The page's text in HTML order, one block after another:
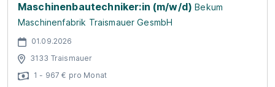
Maschinenbautechniker:in (m/w/d) Bekum
Maschinenfabrik Traismauer GesmbH
01.09.2026
3133 Traismauer
1 - 967 € pro Monat